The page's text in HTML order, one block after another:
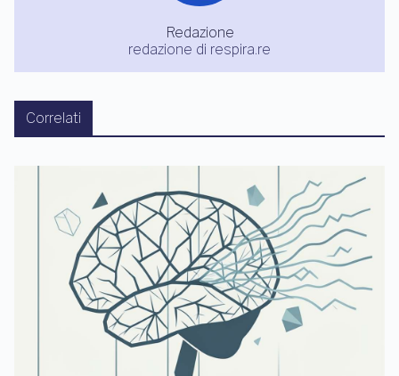
Redazione
redazione di respira.re
Correlati